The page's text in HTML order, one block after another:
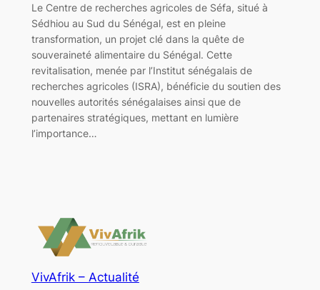
Le Centre de recherches agricoles de Séfa, situé à
Sédhiou au Sud du Sénégal, est en pleine
transformation, un projet clé dans la quête de
souveraineté alimentaire du Sénégal. Cette
revitalisation, menée par l’Institut sénégalais de
recherches agricoles (ISRA), bénéficie du soutien des
nouvelles autorités sénégalaises ainsi que de
partenaires stratégiques, mettant en lumière
l’importance…
VivAfrik – Actualité